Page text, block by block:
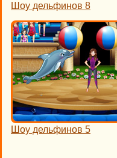
Шоу дельфинов 8
Шоу дельфинов 5